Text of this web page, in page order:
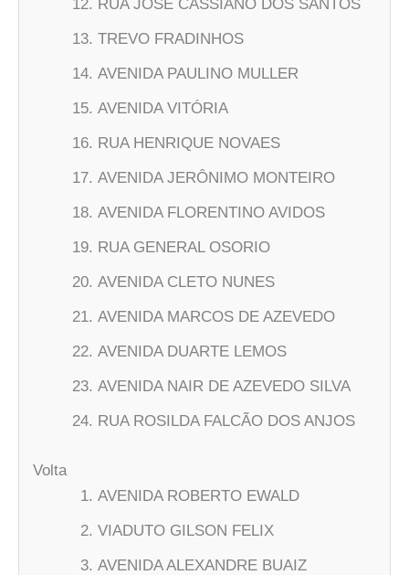
RUA JOSE CASSIANO DOS SANTOS
TREVO FRADINHOS
AVENIDA PAULINO MULLER
AVENIDA VITÓRIA
RUA HENRIQUE NOVAES
AVENIDA JERÔNIMO MONTEIRO
AVENIDA FLORENTINO AVIDOS
RUA GENERAL OSORIO
AVENIDA CLETO NUNES
AVENIDA MARCOS DE AZEVEDO
AVENIDA DUARTE LEMOS
AVENIDA NAIR DE AZEVEDO SILVA
RUA ROSILDA FALCÃO DOS ANJOS
Volta
AVENIDA ROBERTO EWALD
VIADUTO GILSON FELIX
AVENIDA ALEXANDRE BUAIZ